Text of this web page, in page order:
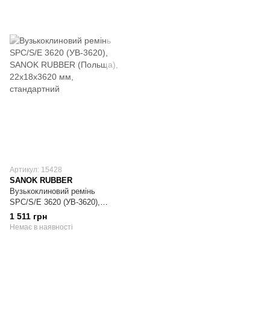
Артикул: 15428
SANOK RUBBER
Вузькоклиновий ремінь
SPC/S/E 3620 (УВ-3620),
SANOK RUBBER (Польща),
22х18х3620 мм, стандартний
1 511 грн
Немає в наявності